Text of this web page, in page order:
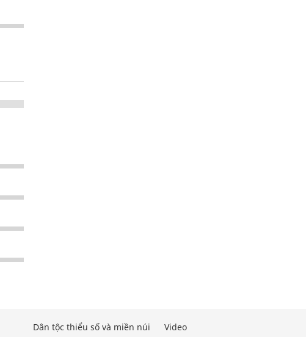
Dân tộc thiểu số và miền núi Video